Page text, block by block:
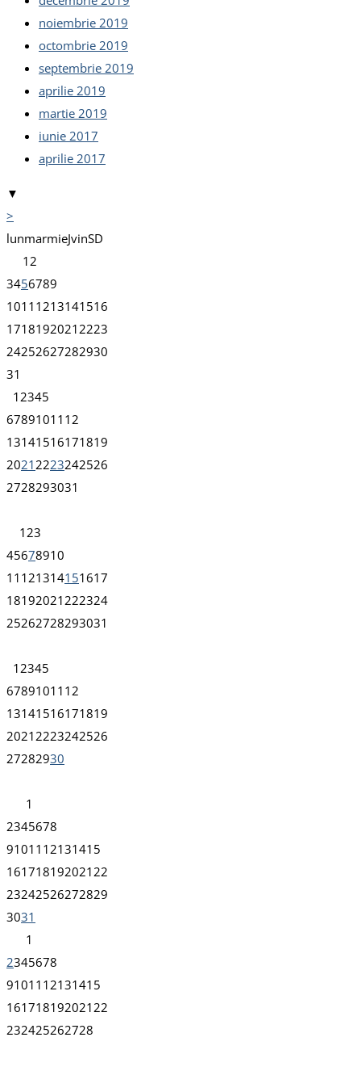
noiembrie 2019
octombrie 2019
septembrie 2019
aprilie 2019
martie 2019
iunie 2017
aprilie 2017
▼
>
lunmarmieJvinSD
1 2
3456789
1011 1213141516
1718192021 2223
24252627282930
31
1 2345
67891011 12
13141516171819
2021 2223242526
2728293031
1 23
45678910
11 121314151617
18192021 222324
25262728293031
1 2345
67891011 12
13141516171819
2021 2223242526
27282930
1
2345678
91011 12131415
161718192021 22
23242526272829
3031
1
2345678
91011 12131415
161718192021 22
232425262728